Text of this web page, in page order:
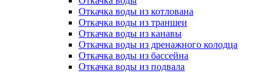
Откачка воды из котлована
Откачка воды из траншеи
Откачка воды из канавы
Откачка воды из дренажного колодца
Откачка воды из бассейна
Откачка воды из подвала